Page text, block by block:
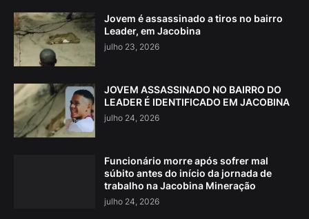
Jovem é assassinado a tiros no bairro
Leader, em Jacobina
julho 23, 2026
JOVEM ASSASSINADO NO BAIRRO DO
LEADER É IDENTIFICADO EM JACOBINA
julho 24, 2026
Funcionário morre após sofrer mal
súbito antes do início da jornada de
trabalho na Jacobina Mineração
julho 24, 2026